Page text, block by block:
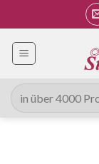
Inhalt
springen
Suche
nach: